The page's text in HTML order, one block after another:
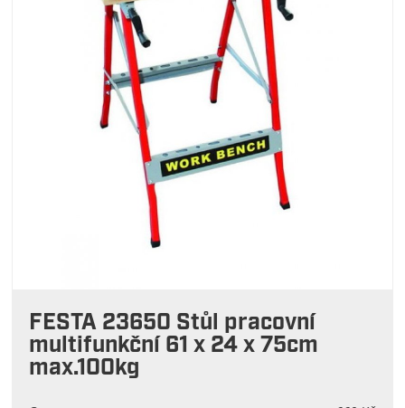
FESTA 23650 Stůl pracovní
multifunkční 61 x 24 x 75cm
max.100kg